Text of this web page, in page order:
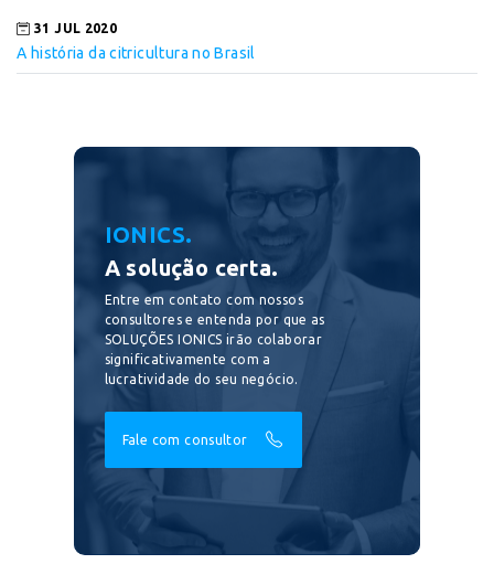
31 JUL 2020
A história da citricultura no Brasil
IONICS.
A solução certa.
Entre em contato com nossos
consultores e entenda por que as
SOLUÇÕES IONICS irão colaborar
significativamente com a
lucratividade do seu negócio.
Fale com consultor